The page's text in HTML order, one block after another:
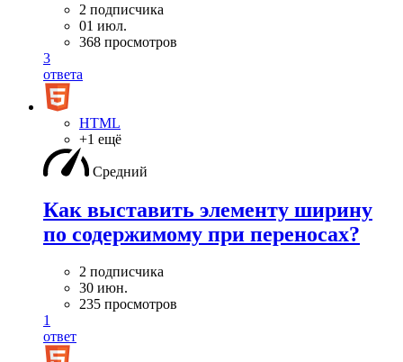
2 подписчика
01 июл.
368 просмотров
3
ответа
HTML
+1 ещё
Средний
Как выставить элементу ширину
по содержимому при переносах?
2 подписчика
30 июн.
235 просмотров
1
ответ